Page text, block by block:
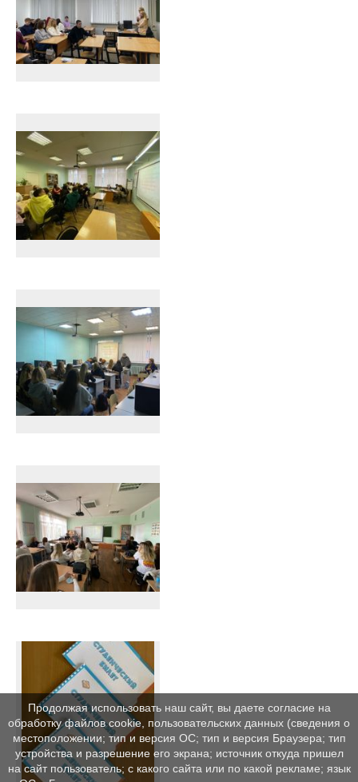
Продолжая использовать наш сайт, вы даете согласие на
обработку файлов cookie, пользовательских данных (сведения о
местоположении; тип и версия ОС; тип и версия Браузера; тип
устройства и разрешение его экрана; источник откуда пришел
на сайт пользователь; с какого сайта или по какой рекламе; язык